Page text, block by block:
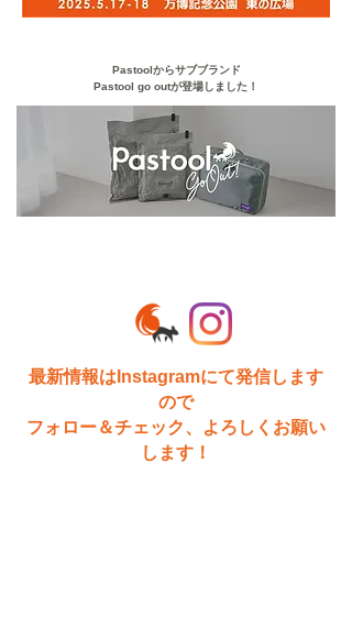
Pastoolからサブブランド
Pastool go outが登場しました！
最新情報はInstagramにて発信します
ので
フォロー＆チェック、よろしくお願い
します！